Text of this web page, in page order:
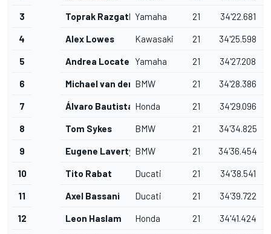
3 Toprak RazgatliogluYamaha 21 34'22.681
4 Alex Lowes Kawasaki 21 34'25.598
5 Andrea LocatelliYamaha 21 34'27.208
6 Michael van der Mark
BMW 21 34'28.386
7 Álvaro Bautista Honda 21 34'29.096
8 Tom Sykes BMW 21 34'34.825
9 Eugene Laverty BMW 21 34'36.454
10 Tito Rabat Ducati 21 34'38.541
11 Axel Bassani Ducati 21 34'39.722
12 Leon Haslam Honda 21 34'41.424